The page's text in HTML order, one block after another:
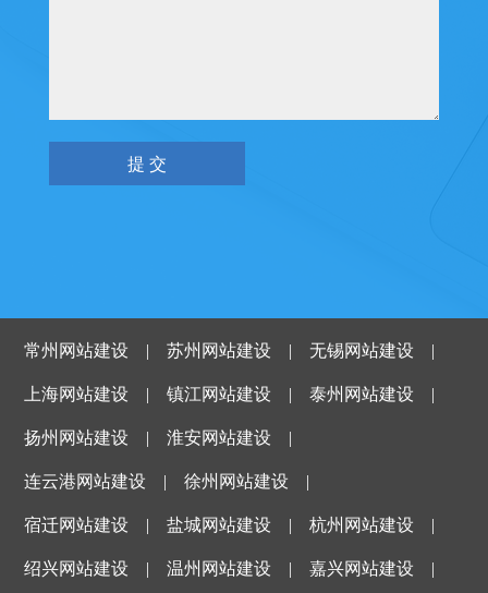
常州网站建设 |苏州网站建设 |无锡网站建设 |
上海网站建设 |镇江网站建设 |泰州网站建设 |
扬州网站建设 |淮安网站建设 |
连云港网站建设 |徐州网站建设 |
宿迁网站建设 |盐城网站建设 |杭州网站建设 |
绍兴网站建设 |温州网站建设 |嘉兴网站建设 |